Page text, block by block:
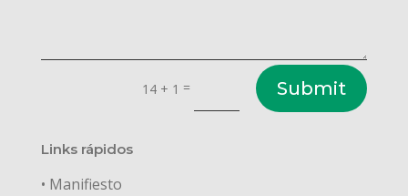
14 + 1 = Submit
Links rápidos
• Manifiesto